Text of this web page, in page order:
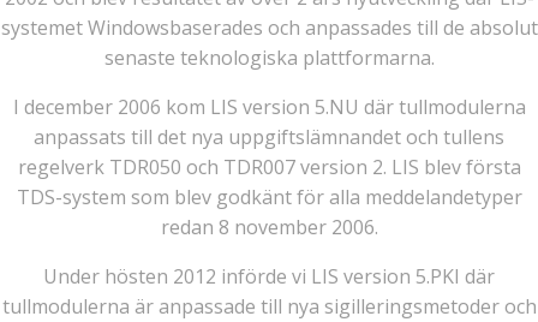
systemet Windowsbaserades och anpassades till de absolut
senaste teknologiska plattformarna.
I december 2006 kom LIS version 5.NU där tullmodulerna
anpassats till det nya uppgiftslämnandet och tullens
regelverk TDR050 och TDR007 version 2. LIS blev första
TDS-system som blev godkänt för alla meddelandetyper
redan 8 november 2006.
Under hösten 2012 införde vi LIS version 5.PKI där
tullmodulerna är anpassade till nya sigilleringsmetoder och